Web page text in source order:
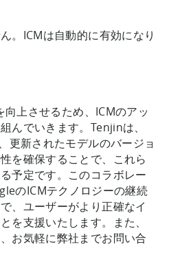
。ICMは自動的に有効になり
上させるため、ICMのアッ
んでいきます。Tenjinは、
更新されたモデルのバージョ
を確保することで、これら
予定です。このコラボレー
のICMテクノロジーの継続
、ユーザーがより正確なイ
を支援いたします。また、
お気軽に弊社までお問い合